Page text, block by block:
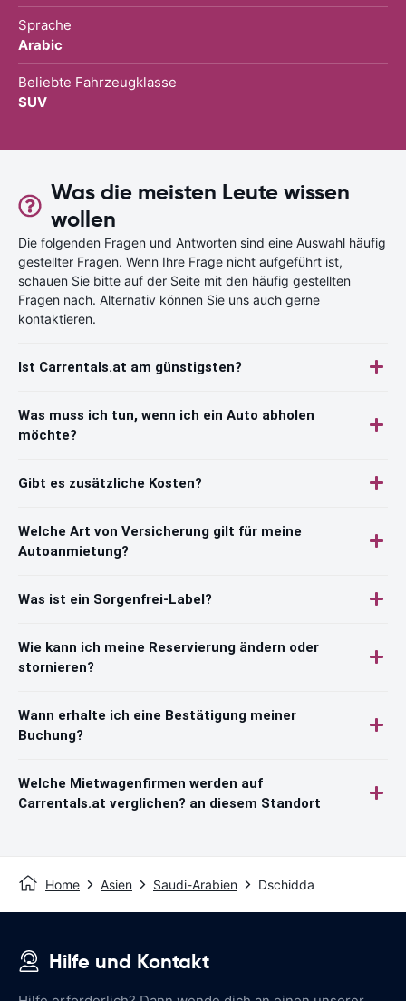
Sprache
Arabic
Beliebte Fahrzeugklasse
SUV
Was die meisten Leute wissen
wollen
Die folgenden Fragen und Antworten sind eine Auswahl häufig
gestellter Fragen. Wenn Ihre Frage nicht aufgeführt ist,
schauen Sie bitte auf der Seite mit den häufig gestellten
Fragen nach. Alternativ können Sie uns auch gerne
kontaktieren.
Ist Carrentals.at am günstigsten?
Was muss ich tun, wenn ich ein Auto abholen
möchte?
Gibt es zusätzliche Kosten?
Welche Art von Versicherung gilt für meine
Autoanmietung?
Was ist ein Sorgenfrei-Label?
Wie kann ich meine Reservierung ändern oder
stornieren?
Wann erhalte ich eine Bestätigung meiner
Buchung?
Welche Mietwagenfirmen werden auf
Carrentals.at verglichen? an diesem Standort
Home Asien Saudi-Arabien Dschidda
Hilfe und Kontakt